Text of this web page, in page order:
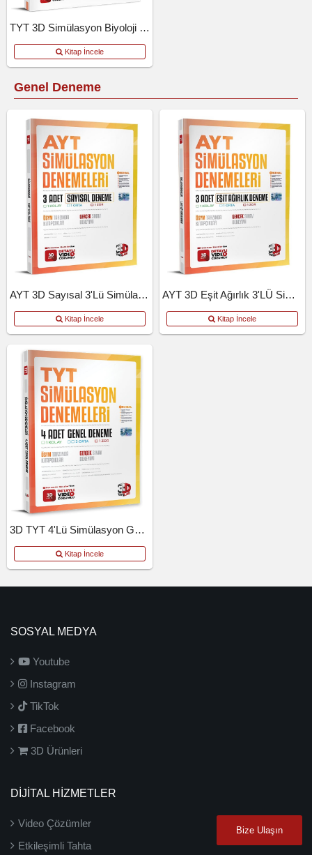
TYT 3D Simülasyon Biyoloji Denemeleri
Kitap İncele
Genel Deneme
AYT 3D Sayısal 3'lü Simülasyon Deneme
Kitap İncele
AYT 3D Eşit Ağırlık 3'LÜ Simülasyon Deneme
Kitap İncele
3D TYT 4'lü Simülasyon Genel Deneme
Kitap İncele
SOSYAL MEDYA
Youtube
Instagram
TikTok
Facebook
3D Ürünleri
DİJİTAL HİZMETLER
Video Çözümler
Etkileşimli Tahta
Bize Ulaşın